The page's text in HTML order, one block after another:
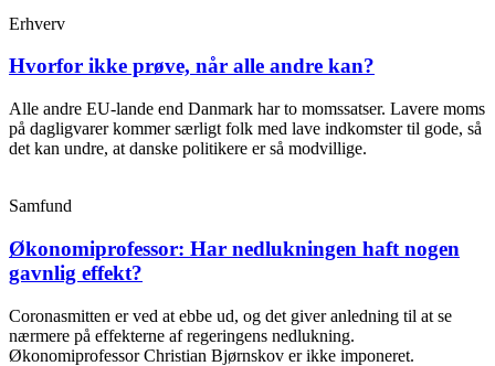
Erhverv
Hvorfor ikke prøve, når alle andre kan?
Alle andre EU-lande end Danmark har to momssatser. Lavere moms
på dagligvarer kommer særligt folk med lave indkomster til gode, så
det kan undre, at danske politikere er så modvillige.
Samfund
Økonomiprofessor: Har nedlukningen haft nogen
gavnlig effekt?
Coronasmitten er ved at ebbe ud, og det giver anledning til at se
nærmere på effekterne af regeringens nedlukning.
Økonomiprofessor Christian Bjørnskov er ikke imponeret.